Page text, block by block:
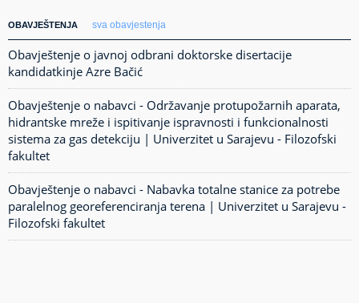
OBAVJEŠTENJA sva obavjestenja
Obavještenje o javnoj odbrani doktorske disertacije
kandidatkinje Azre Bačić
Obavještenje o nabavci - Održavanje protupožarnih aparata,
hidrantske mreže i ispitivanje ispravnosti i funkcionalnosti
sistema za gas detekciju | Univerzitet u Sarajevu - Filozofski
fakultet
Obavještenje o nabavci - Nabavka totalne stanice za potrebe
paralelnog georeferenciranja terena | Univerzitet u Sarajevu -
Filozofski fakultet